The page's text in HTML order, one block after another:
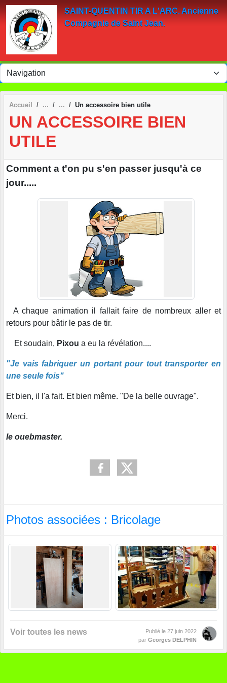
SAINT-QUENTIN TIR A L'ARC. Ancienne
Compagnie de Saint Jean.
Accueil Un accessoire bien utile
UN ACCESSOIRE BIEN
UTILE
Comment a t'on pu s'en passer jusqu'à ce
jour.....
A chaque animation il fallait faire de nombreux aller et
retours pour bâtir le pas de tir.
Et soudain, Pixou a eu la révélation....
"Je vais fabriquer un portant pour tout transporter en
une seule fois"
Et bien, il l'a fait. Et bien même. "De la belle ouvrage".
Merci.
le ouebmaster.
Photos associées : Bricolage
Voir toutes les news Publié le 27 juin 2022
par Georges DELPHIN
Panneau de gestion des cookies